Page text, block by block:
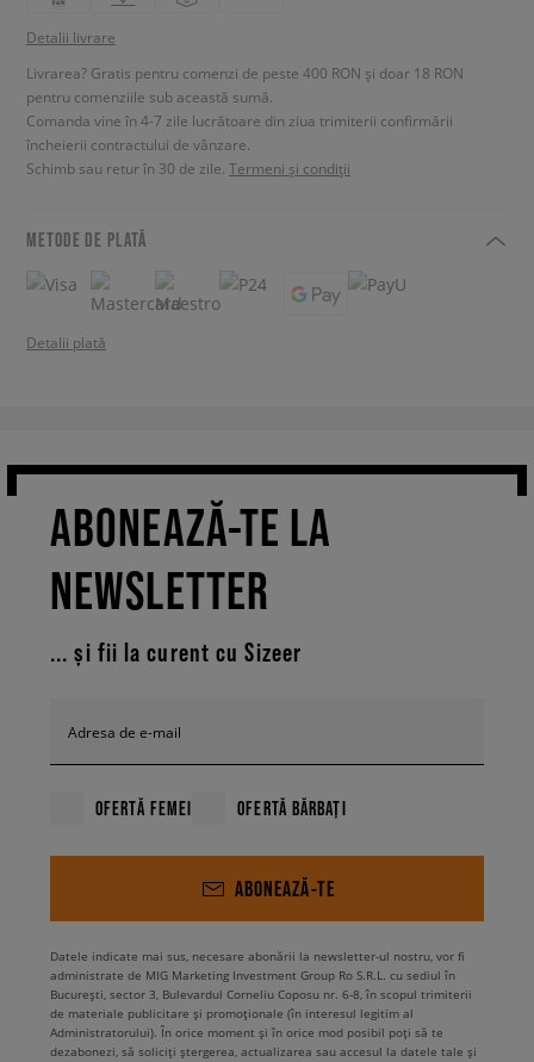
Detalii livrare
Livrarea? Gratis pentru comenzi de peste 400 RON și doar 18 RON
pentru comenziile sub această sumă.
Comanda vine în 4-7 zile lucrătoare din ziua trimiterii confirmării
încheierii contractului de vânzare.
Schimb sau retur în 30 de zile. Termeni și condiții
METODE DE PLATĂ
Detalii plată
ABONEAZĂ-TE LA
NEWSLETTER
... și fii la curent cu Sizeer
Adresa de e-mail
OFERTĂ FEMEI OFERTĂ BĂRBAȚI
ABONEAZĂ-TE
Datele indicate mai sus, necesare abonării la newsletter-ul nostru, vor fi
administrate de MIG Marketing Investment Group Ro S.R.L. cu sediul în
București, sector 3, Bulevardul Corneliu Coposu nr. 6-8, în scopul trimiterii
de materiale publicitare și promoționale (în interesul legitim al
Administratorului). În orice moment și în orice mod posibil poți să te
dezabonezi, să soliciți ștergerea, actualizarea sau accesul la datele tale și